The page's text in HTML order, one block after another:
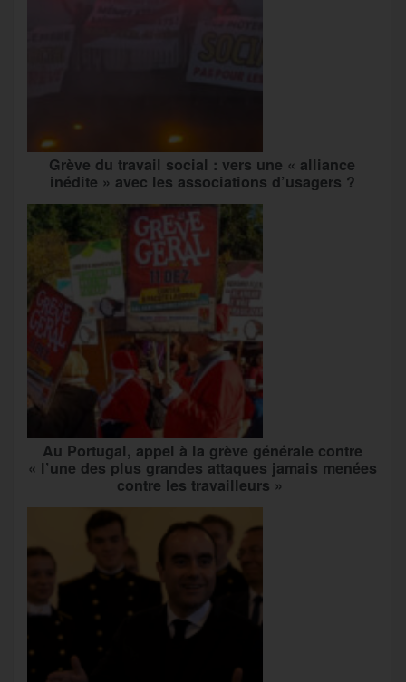
Grève du travail social : vers une « alliance
inédite » avec les associations d’usagers ?
Au Portugal, appel à la grève générale contre
« l’une des plus grandes attaques jamais menées
contre les travailleurs »